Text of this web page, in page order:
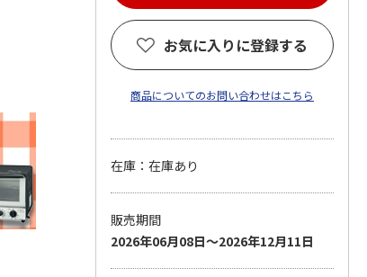
お気に入りに登録する
商品についてのお問い合わせはこちら
在庫：在庫あり
販売期間
2026年06月08日～2026年12月11日